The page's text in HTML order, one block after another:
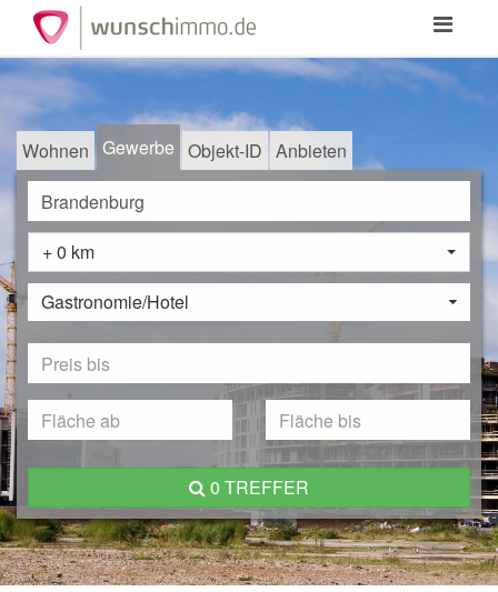
Toggle
Wohnen Gewerbe Objekt-ID Anbieten
+ 0 km
Gastronomie/Hotel
0 TREFFER